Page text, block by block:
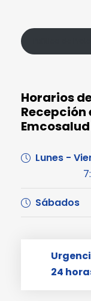
Horarios
Recepción
Lunes -
Sábados
24